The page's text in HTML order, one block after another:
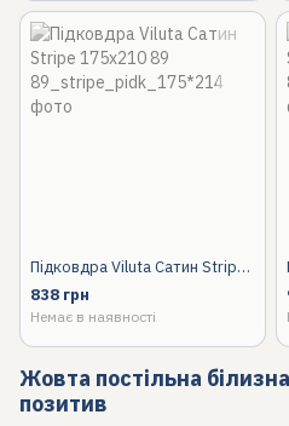
Підковдра Viluta Сатин Stripe 175х210 89
838 грн
Немає в наявності
Жовта постільна
позитив